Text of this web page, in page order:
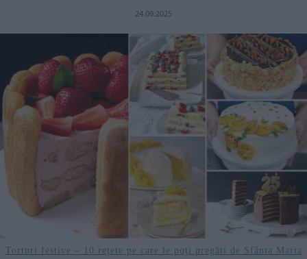
24.09.2025
Torturi festive – 10 rețete pe care le poți pregăti de Sfânta Maria